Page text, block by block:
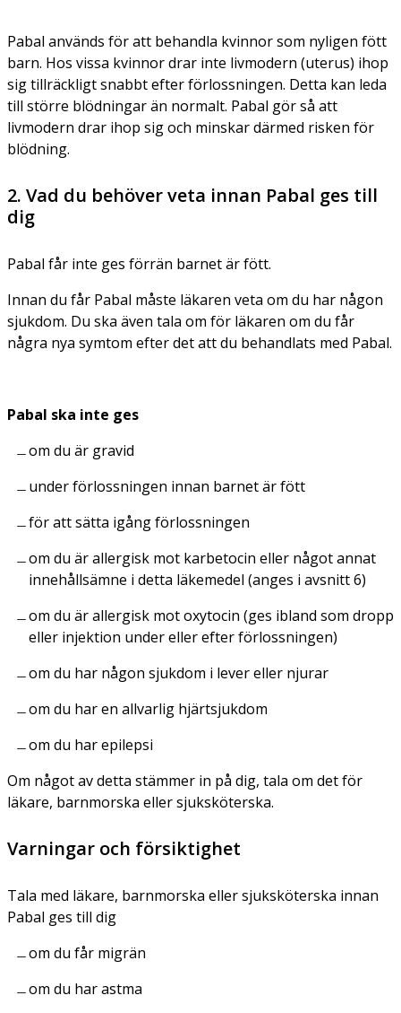
Pabal används för att behandla kvinnor som nyligen fött
barn. Hos vissa kvinnor drar inte livmodern (uterus) ihop
sig tillräckligt snabbt efter förlossningen. Detta kan leda
till större blödningar än normalt. Pabal gör så att
livmodern drar ihop sig och minskar därmed risken för
blödning.
2. Vad du behöver veta innan Pabal ges till
dig
Pabal får inte ges förrän barnet är fött.
Innan du får Pabal måste läkaren veta om du har någon
sjukdom. Du ska även tala om för läkaren om du får
några nya symtom efter det att du behandlats med Pabal.
Pabal ska inte ges
om du är gravid
under förlossningen innan barnet är fött
för att sätta igång förlossningen
om du är allergisk mot karbetocin eller något annat
innehållsämne i detta läkemedel (anges i avsnitt 6)
om du är allergisk mot oxytocin (ges ibland som dropp
eller injektion under eller efter förlossningen)
om du har någon sjukdom i lever eller njurar
om du har en allvarlig hjärtsjukdom
om du har epilepsi
Om något av detta stämmer in på dig, tala om det för
läkare, barnmorska eller sjuksköterska.
Varningar och försiktighet
Tala med läkare, barnmorska eller sjuksköterska innan
Pabal ges till dig
om du får migrän
om du har astma